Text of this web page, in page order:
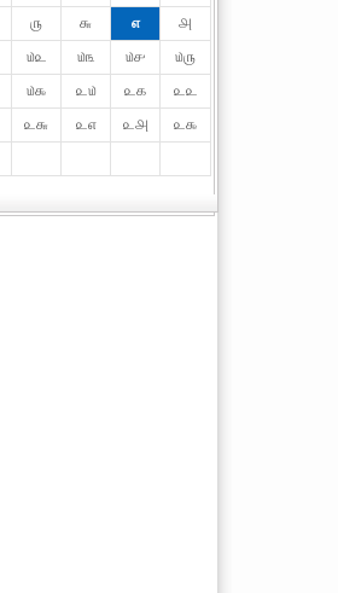
௫ ௬ ௭
௮
௰௨ ௰௩ ௰௪
௰௫
௰௯ ௨௰ ௨௧
௨௨
௨௬ ௨௭ ௨௮
௨௯